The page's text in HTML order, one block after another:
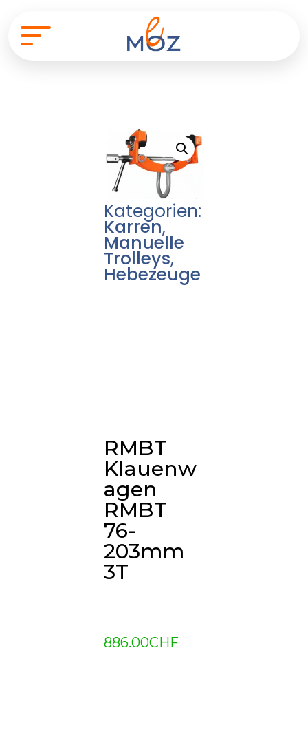
Kategorien:
Karren,
Manuelle
Trolleys,
Hebezeuge
RMBT
Klauenw
agen
RMBT
76-
203mm
3T
886.00CHF